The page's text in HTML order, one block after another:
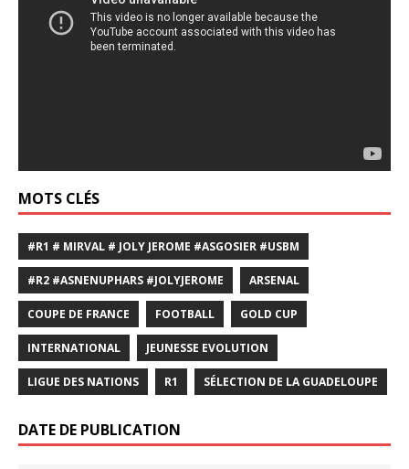
MOTS CLÉS
#R1 # MIRVAL # JOLY JEROME #ASGOSIER #USBM
#R2 #ASNENUPHARS #JOLYJEROME ARSENAL
COUPE DE FRANCE FOOTBALL GOLD CUP
INTERNATIONAL JEUNESSE EVOLUTION
LIGUE DES NATIONS R1 SÉLECTION DE LA GUADELOUPE
DATE DE PUBLICATION